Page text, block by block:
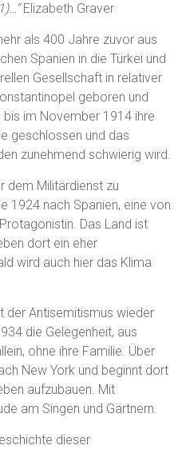
Elizabeth Graver
als 400 Jahre zuvor aus
Spanien in die Türkei und
Gesellschaft in relativer
geboren und
bis im November 1914 ihre
geschlossen und das
zunehmend schwierig wird.
dem Militärdienst zu
1924 nach Spanien, eine von
Das Land ist
dort ein eher
wird auch hier das Klima
der Antisemitismus wieder
die Gelegenheit, aus
ohne ihre Familie. Über
New York und beginnt dort
aufzubauen. Mit
am Singen und Gärtnern.
dieser